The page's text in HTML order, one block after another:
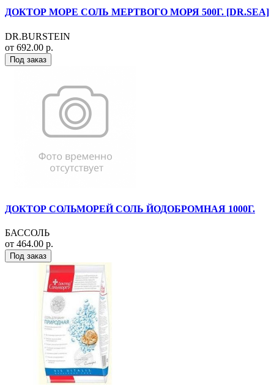
ДОКТОР МОРЕ СОЛЬ МЕРТВОГО МОРЯ 500Г. [DR.SEA]
DR.BURSTEIN
от 692.00 р.
Под заказ
ДОКТОР СОЛЬМОРЕЙ СОЛЬ ЙОДОБРОМНАЯ 1000Г.
БАССОЛЬ
от 464.00 р.
Под заказ